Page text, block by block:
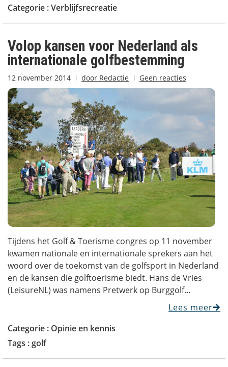
Categorie :Verblijfsrecreatie
Volop kansen voor Nederland als
internationale golfbestemming
12 november 2014 door Redactie Geen reacties
Tijdens het Golf & Toerisme congres op 11 november
kwamen nationale en internationale sprekers aan het
woord over de toekomst van de golfsport in Nederland
en de kansen die golftoerisme biedt. Hans de Vries
(LeisureNL) was namens Pretwerk op Burggolf...
Lees meer
Categorie : Opinie en kennis
Tags :golf